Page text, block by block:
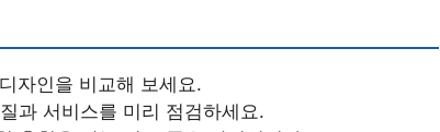
자인을 비교해 보세요.
과 서비스를 미리 점검하세요.